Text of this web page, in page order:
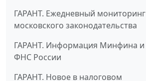
ГАРАНТ. Ежедневный мониторинг
московского законодательства
ГАРАНТ. Информация Минфина и
ФНС России
ГАРАНТ. Новое в налоговом